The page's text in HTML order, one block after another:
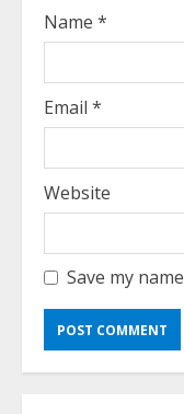
i
n
g
Name *
Email *
Website
Save my